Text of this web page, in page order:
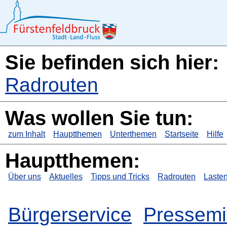
Sie befinden sich hier:
Radrouten
Was wollen Sie tun:
zum Inhalt Hauptthemen Unterthemen Startseite Hilfe
Hauptthemen:
Über uns Aktuelles Tipps und Tricks Radrouten
Bürgerservice